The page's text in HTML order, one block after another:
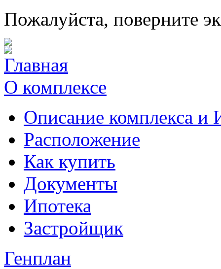
Пожалуйста, поверните
Главная
О комплексе
Описание комплекса и
Расположение
Как купить
Документы
Ипотека
Застройщик
Генплан